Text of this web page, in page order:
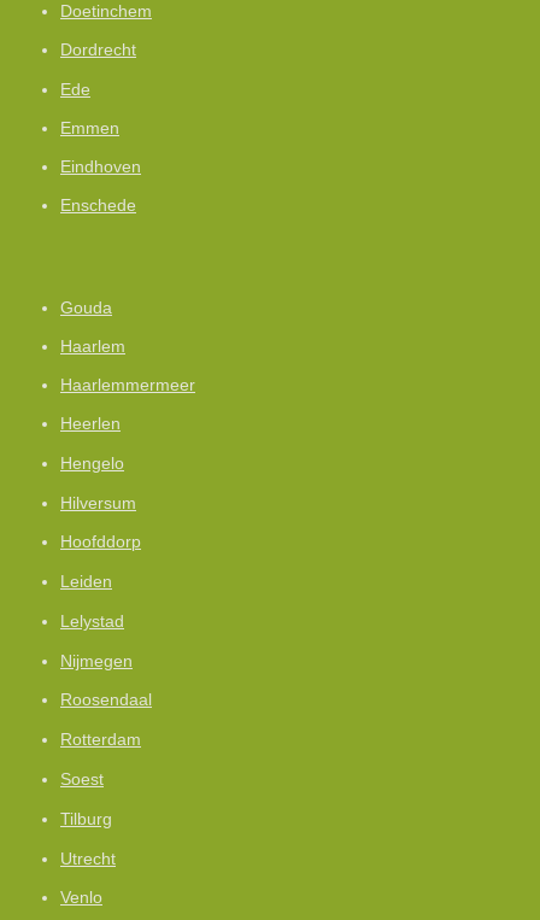
Doetinchem
Dordrecht
Ede
Emmen
Eindhoven
Enschede
Gouda
Haarlem
Haarlemmermeer
Heerlen
Hengelo
Hilversum
Hoofddorp
Leiden
Lelystad
Nijmegen
Roosendaal
Rotterdam
Soest
Tilburg
Utrecht
Venlo